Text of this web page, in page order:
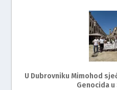
U Dubrovniku Mimohod
Genocida